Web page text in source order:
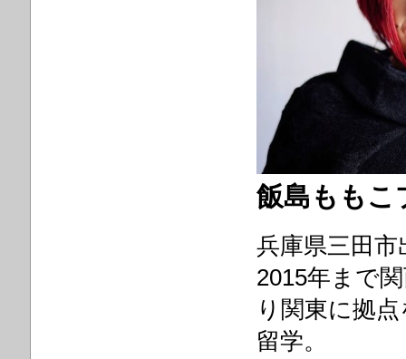
飯島ももこ
兵庫県三田
2015年まで
り関東に拠
留学。